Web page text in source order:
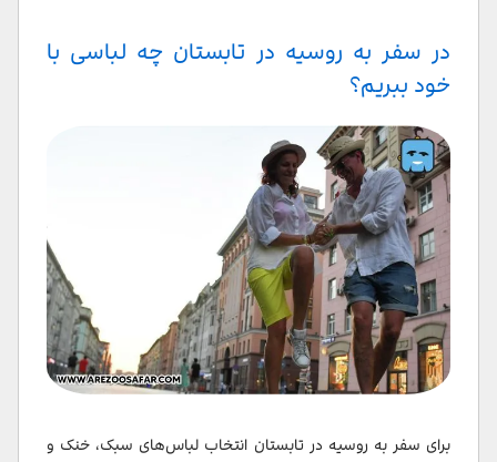
در سفر به روسیه در تابستان چه لباسی با
خود ببریم؟
برای سفر به روسیه در تابستان انتخاب لباس‌های سبک، خنک و